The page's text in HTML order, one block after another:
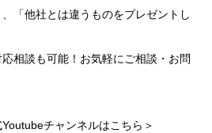
「他社とは違うものをプレゼントし
相談も可能！お気軽にご相談・お問
チャンネルはこちら＞